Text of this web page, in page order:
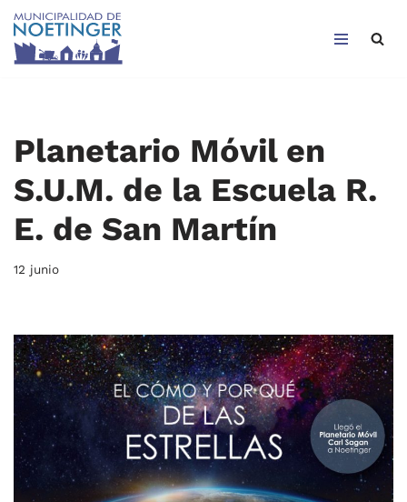
Saltar
Planetario Móvil en
S.U.M. de la Escuela R.
E. de San Martín
12 junio